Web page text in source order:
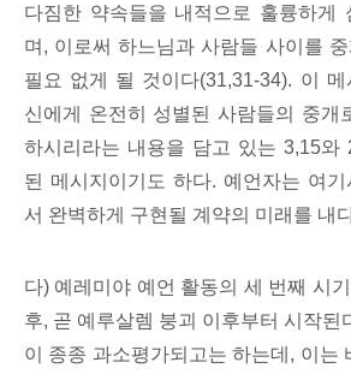
다짐한 약속들을 내적으로 훌륭하게
며, 이로써 하느님과 사람들 사이를
필요 없게 될 것이다(31,31-34). 이
신에게 온전히 성별된 사람들의 중개
하시리라는 내용을 담고 있는 3,15와
된 메시지이기도 하다. 예언자는 여기
서 완벽하게 구현될 계약의 미래를 내
다) 예레미야 예언 활동의 세 번째 시
후, 곧 예루살렘 붕괴 이후부터 시작된
이 종종 과소평가되고는 하는데, 이는